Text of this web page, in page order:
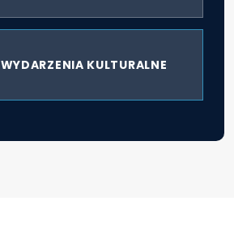
WYDARZENIA KULTURALNE